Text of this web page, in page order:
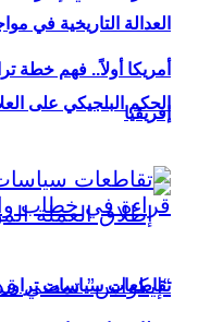
العدالة التاريخية في
الحكم البلجيكي على
أمريكا أولاً.. فهم خطة
إفريقيا
تقاطعات سياسات